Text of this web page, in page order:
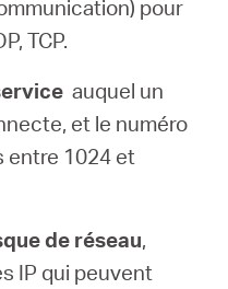
pour
TCP.
auquel un
et le numéro
entre 1024 et
de réseau,
IP qui peuvent